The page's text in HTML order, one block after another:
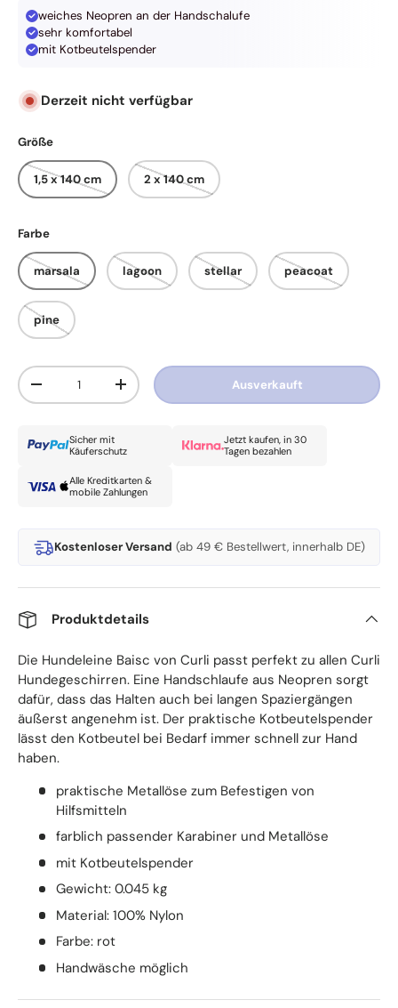
weiches Neopren an der Handschalufe
sehr komfortabel
mit Kotbeutelspender
Derzeit nicht verfügbar
Größe
1,5 x 140 cm 2 x 140 cm
Farbe
marsala lagoon stellar peacoat
pine
Anzahl
Menge verringernMenge erhöhen Ausverkauft
Sicher mit
Käuferschutz
Jetzt kaufen, in 30
Tagen bezahlen
Alle Kreditkarten &
mobile Zahlungen
Kostenloser Versand (ab 49 € Bestellwert, innerhalb DE)
Produktdetails
Die Hundeleine Baisc von Curli passt perfekt zu allen Curli
Hundegeschirren. Eine Handschlaufe aus Neopren sorgt
dafür, dass das Halten auch bei langen Spaziergängen
äußerst angenehm ist. Der praktische Kotbeutelspender
lässt den Kotbeutel bei Bedarf immer schnell zur Hand
haben.
praktische Metallöse zum Befestigen von
Hilfsmitteln
farblich passender Karabiner und Metallöse
mit Kotbeutelspender
Gewicht: 0.045 kg
Material: 100% Nylon
Farbe: rot
Handwäsche möglich